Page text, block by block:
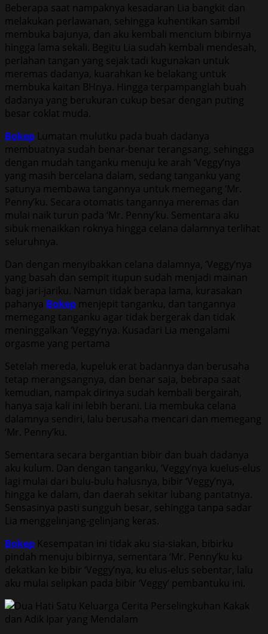
Beberapa saat nampaknya kesadaran Lia bangkit dan
melakukan perlawanan, sehingga kuhentikan sambil
membuka bajunya, dan aku kembali mencium bibirnya
hingga lama sekali. Begitu Lia sudah kembali mendesah,
perlahan tangan yang sejak tadi kugunakan untuk
meremas dadanya, kuarahkan ke belakang untuk
membuka kaitan BHnya. Hingga terpampanglah buah
dadanya yang berukuran cukup besar dengan puting
besar coklat muda.
Bokep Lumatan mulutku pada buah dadanya
membuatnya sudah benar-benar terangsang, sehingga
dengan mudah tanganku menuju ke arah ‘Veggy’nya
yang masih bercelana dalam, sedang tanganku yang
satunya membawa tangannya untuk memegang ‘Mr.
Penny’ku. Secara otomatis tangannya meremas dan
mulai naik turun pada ‘Mr. Penny’ku. Sementara aku
sibuk menaikkan roknya hingga celana dalamnya terlihat
seluruhnya.
Dan dengan menyibakkan celana dalamnya, ‘Veggy’nya
yang basah dan sempit itupun sudah menjadi mainan
bagi jari-jariku. Namun tidak berapa lama, kurasakan
pahanya Bokep menjepit tanganku, dan tangannya
memegang tanganku agar tidak bergerak dan tidak
meninggalkan ‘Veggy’nya. Kusadari Lia mengalami
orgasme yang pertama
Setelah mereda, kupeluk erat badannya dan berusaha
tetap merangsangnya, dan benar saja, bebrapa saat
kemudian, nampak dirinya sudah kembali bergairah,
hanya saja kali ini lebih berani. Lia membuka celana
dalamnya sendiri, lalu berusaha mencari dan memegang
‘Mr. Penny’ku.
Sementara secara bergantian bibir dan buah dadanya
aku kulum. Dan dengan tanganku, ‘Veggy’nya kuelus-elus
lagi mulai dari bulu-bulu halusnya, bibir ‘Veggy’nya,
hingga ke dalam, dan daerah sekitar lubang pantatnya.
Sensasinya pasti sungguh besar, sehingga tanpa sadar
Lia menggelinjang-gelinjang keras.
Bokep Kesempatan ini tidak aku sia-siakan, bibirku
pindah menuju bibirnya, sementara ‘Mr. Penny’ku ku
dekatkan ke bibir ‘Veggy’nya, ku elus-elus sebentar, lalu
aku mulai selipkan pada bibir ‘Veggy’ pembantuku ini.